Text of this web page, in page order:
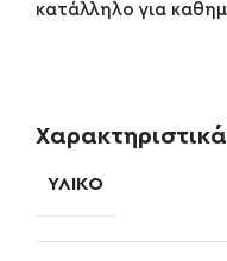
κατάλληλο για
Χαρακτηριστικά
ΥΛΙΚΌ